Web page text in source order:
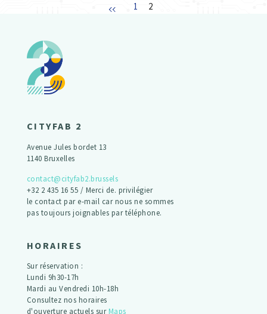
1 2
CITYFAB 2
Avenue Jules bordet 13
1140 Bruxelles
contact@cityfab2.brussels
+32 2 435 16 55 / Merci de. privilégier
le contact par e-mail car nous ne sommes
pas toujours joignables par téléphone.
HORAIRES
Sur réservation :
Lundi 9h30-17h
Mardi au Vendredi 10h-18h
Consultez nos horaires
d'ouverture actuels surMaps